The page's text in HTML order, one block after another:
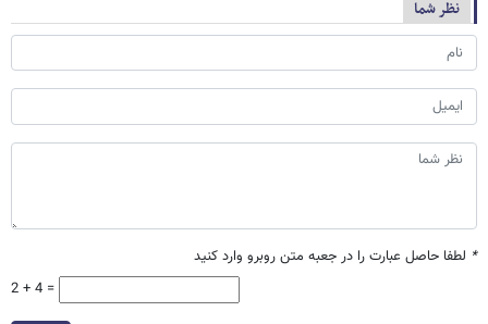
نظر شما
* لطفا حاصل عبارت را در جعبه متن روبرو وارد کنید
2 + 4 =